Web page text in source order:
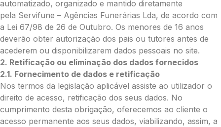
Neste Formulário, você paga de imediato
com Paypal
O que deseja enviar?
Ramo de Flores
Palma
Cruz
Coração
Coroa
Ramo de Flores:
automatizado, organizado e mantido diretamente
pela Servifune – Agências Funerárias Lda, de acordo com
a Lei 67/98 de 26 de Outubro. Os menores de 16 anos
deverão obter autorização dos pais ou tutores antes de
acederem ou disponibilizarem dados pessoais no site.
2. Retificação ou eliminação dos dados fornecidos
2.1. Fornecimento de dados e retificação
Nos termos da legislação aplicável assiste ao utilizador o
direito de acesso, retificação dos seus dados. No
cumprimento desta obrigação, oferecemos ao cliente o
acesso permanente aos seus dados, viabilizando, assim, a